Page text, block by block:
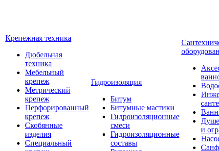
Крепежная техника
Дюбельная
техника
Мебельный
крепеж
Метрический
крепеж
Перфорированный
крепеж
Скобянные
изделия
Специальный
Гидроизоляция
Битум
Битумные мастики
Гидроизоляционные
смеси
Гидроизоляционные
составы
и